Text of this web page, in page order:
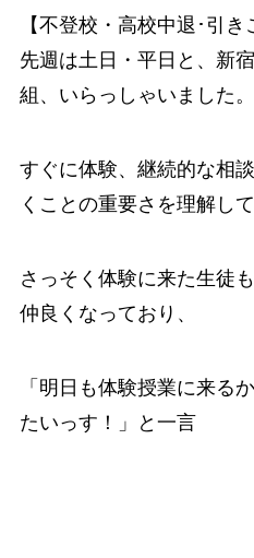
【不登校・高校中退･引き
先週は土日・平日と、新
組、いらっしゃいました。
すぐに体験、継続的な相
くことの重要さを理解し
さっそく体験に来た生徒
仲良くなっており、
「明日も体験授業に来
たいっす！」と一言